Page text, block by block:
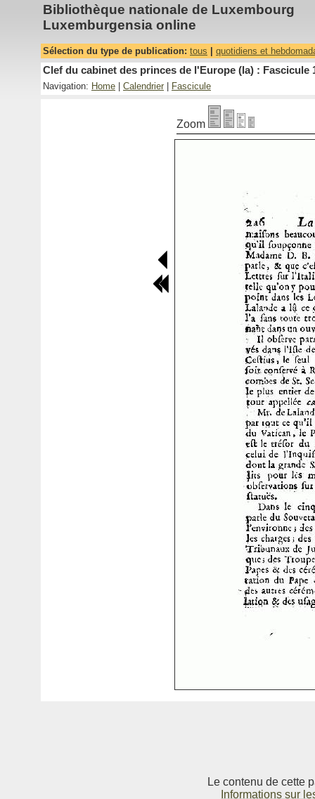
Bibliothèque nationale de Luxembourg
Luxemburgensia online
Sélection du type de publication: tous quotidiens et
Clef du cabinet des princes de l'Europe (la) : Fascicule
Navigation: Home Calendrier Fascicule
Zoom
Le contenu de cette
Informations sur